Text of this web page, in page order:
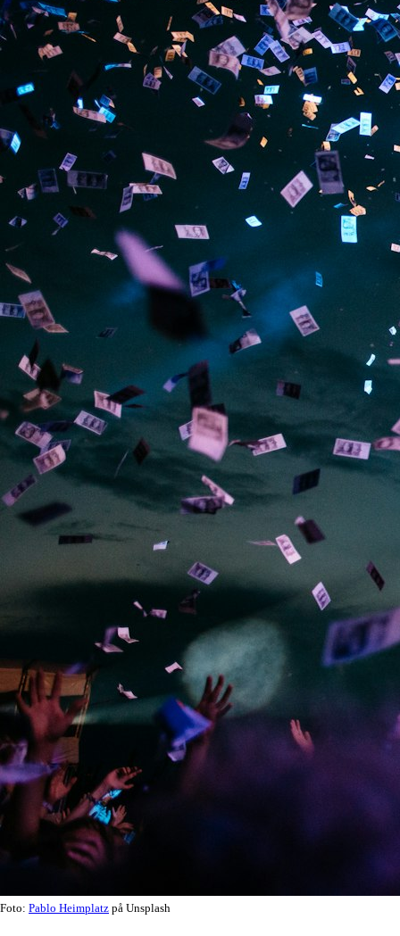
Foto: Pablo Heimplatz på Unsplash